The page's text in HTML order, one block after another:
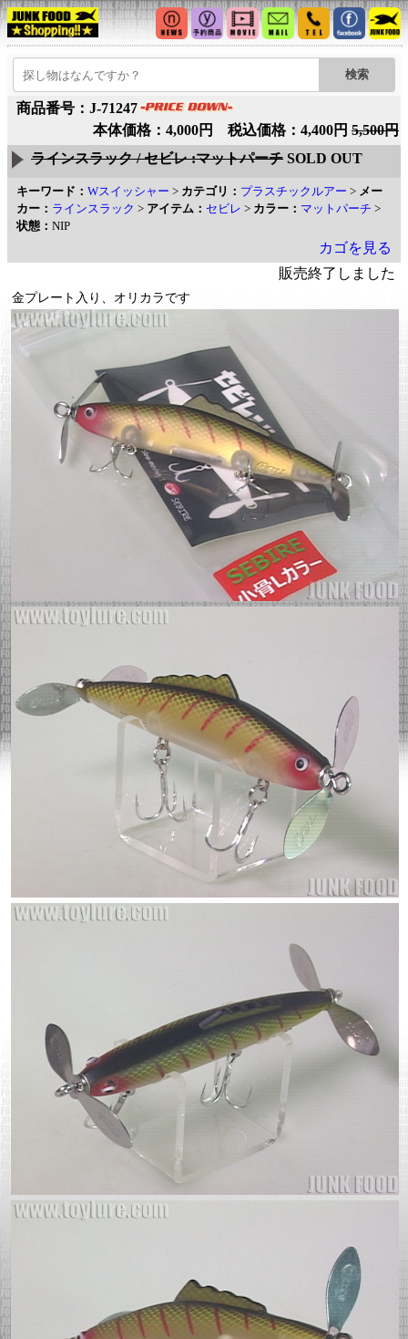
商品番号：J-71247
本体価格：4,000円 税込価格：4,400円 5,500円
ラインスラック / セビレ :マットパーチ SOLD OUT
キーワード： Wスイッシャー > カテゴリ： プラスチックルアー > メー
カー： ラインスラック > アイテム： セビレ > カラー： マットパーチ >
状態： NIP
カゴを見る
販売終了しました
金プレート入り、オリカラです